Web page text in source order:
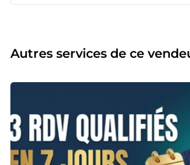
volume cheap. Je construis des
qui convertissent. Mon expertise :
premium. Génération de Leads
de scripts robots. Pas de cold calling
promesses creuses. → Ciblage ultra-
idéaux, pas &quot;toutes les
personnalisés (qui résonnent avec
Qualification rigoureuse (RDV
Autres services de ce